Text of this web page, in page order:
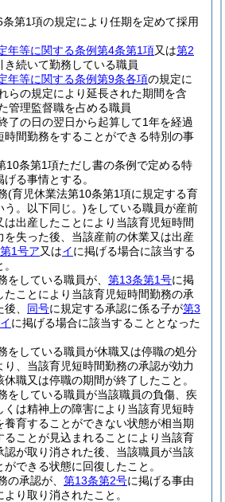
第1項の規定により任期を定めて採用
年等に関する条例第4条第1項又は第2
き続いて勤務している職員
年等に関する条例第9条各項の規定に
らの規定により延長された期間を含
管理監督職を占める職員
了の日の翌日から起算して1年を経過
時間勤務をすることができる特別の事
10条第1項ただし書の条例で定める特
る事情とする。
(育児休業法第10条第1項に規定する育
う。以下同じ。)をしている職員が産前
は出産したことにより当該育児短時間
を失った後、当該産前の休業又は出産
1号ア又はイに掲げる場合に該当する
をしている職員が、 第13条第1号に掲
たことにより当該育児短時間勤務の承
、 同号に規定する承認に係る子が第3
イに掲げる場合に該当することとなった
をしている職員が休職又は停職の処分
り、当該育児短時間勤務の承認が効力
職又は停職の期間が終了したこと。
をしている職員が当該職員の負傷、疾
くは精神上の障害により当該育児短時
養育することができない状態が相当期
ることが見込まれることにより当該育
認が取り消された後、当該職員が当該
できる状態に回復したこと。
の承認が、 第13条第2号に掲げる事由
り取り消されたこと。